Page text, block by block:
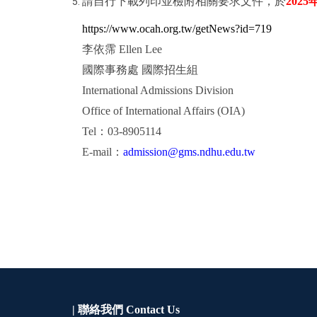
https://www.ocah.org.tw/getNews?id=719
李依霈 Ellen Lee
國際事務處 國際招生組
International Admissions Division
Office of International Affairs (OIA)
Tel ：03-8905114
E-mail ： admission@gms.ndhu.edu.tw
| 聯絡我們 Contact Us